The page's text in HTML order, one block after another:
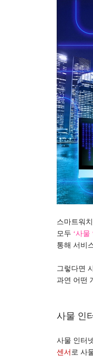
스마트워치
모두 ‘사물
통해 서비
그렇다면
과연 어떤
사물 인
사물 인터
센서 로 사